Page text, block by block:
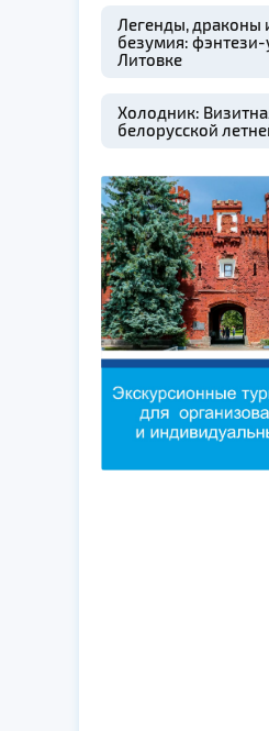
Легенды, драконы
безумия: фэнтези-
Литовке
Холодник:
белорусской